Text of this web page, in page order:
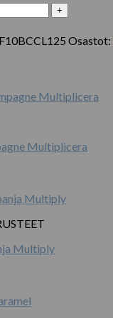
F10BCCL125 Osastot:
Multiplicera
Multiply